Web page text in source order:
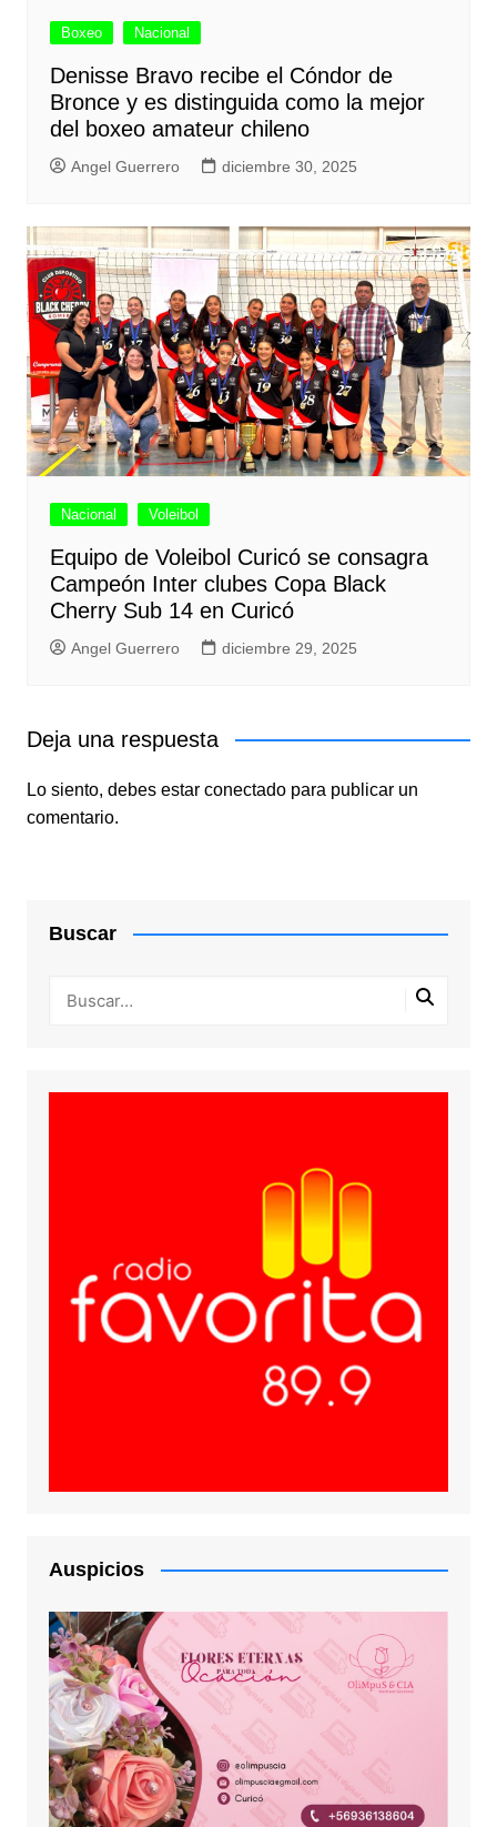
Boxeo Nacional
Denisse Bravo recibe el Cóndor de
Bronce y es distinguida como la mejor
del boxeo amateur chileno
Angel Guerrero diciembre 30, 2025
Nacional Voleibol
Equipo de Voleibol Curicó se consagra
Campeón Inter clubes Copa Black
Cherry Sub 14 en Curicó
Angel Guerrero diciembre 29, 2025
Deja una respuesta
Lo siento, debes estar conectadopara publicar un
comentario.
Buscar
Auspicios